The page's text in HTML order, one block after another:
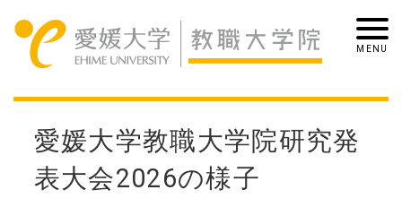
愛媛大学教職大学院研究発
表大会2026の様子